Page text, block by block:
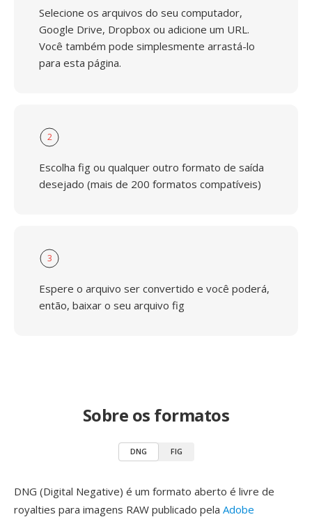
Selecione os arquivos do seu computador,
Google Drive, Dropbox ou adicione um URL.
Você também pode simplesmente arrastá-lo
para esta página.
2
Escolha fig ou qualquer outro formato de saída
desejado (mais de 200 formatos compatíveis)
3
Espere o arquivo ser convertido e você poderá,
então, baixar o seu arquivo fig
Sobre os formatos
DNG FIG
DNG (Digital Negative) é um formato aberto é livre de
royalties para imagens RAW publicado pela Adobe